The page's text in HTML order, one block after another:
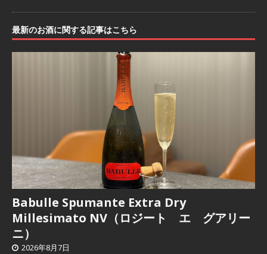
最新のお酒に関する記事はこちら
Babulle Spumante Extra Dry
Millesimato NV（ロジート エ グアリー
ニ）
2026年8月7日